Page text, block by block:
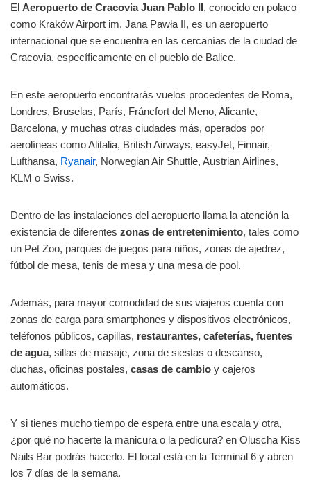
El Aeropuerto de Cracovia Juan Pablo II, conocido en polaco
como Kraków Airport im. Jana Pawła II, es un aeropuerto
internacional que se encuentra en las cercanías de la ciudad de
Cracovia, específicamente en el pueblo de Balice.
En este aeropuerto encontrarás vuelos procedentes de Roma,
Londres, Bruselas, París, Fráncfort del Meno, Alicante,
Barcelona, y muchas otras ciudades más, operados por
aerolíneas como Alitalia, British Airways, easyJet, Finnair,
Lufthansa, Ryanair, Norwegian Air Shuttle, Austrian Airlines,
KLM o Swiss.
Dentro de las instalaciones del aeropuerto llama la atención la
existencia de diferentes zonas de entretenimiento, tales como
un Pet Zoo, parques de juegos para niños, zonas de ajedrez,
fútbol de mesa, tenis de mesa y una mesa de pool.
Además, para mayor comodidad de sus viajeros cuenta con
zonas de carga para smartphones y dispositivos electrónicos,
teléfonos públicos, capillas, restaurantes, cafeterías, fuentes
de agua, sillas de masaje, zona de siestas o descanso,
duchas, oficinas postales, casas de cambio y cajeros
automáticos.
Y si tienes mucho tiempo de espera entre una escala y otra,
¿por qué no hacerte la manicura o la pedicura? en Oluscha Kiss
Nails Bar podrás hacerlo. El local está en la Terminal 6 y abren
los 7 días de la semana.